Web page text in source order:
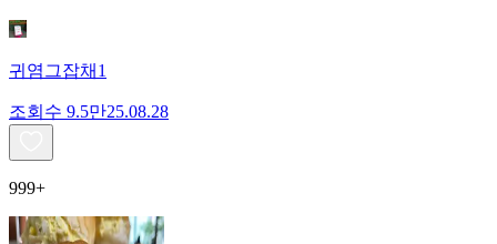
귀염그잡채1
조회수 9.5만25.08.28
999+